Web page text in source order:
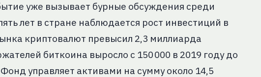
уже вызывает бурные обсуждения среди
лет в стране наблюдается рост инвестиций в
криптовалют превысил 2,3 миллиарда
биткоина выросло с 150 000 в 2019 году до
управляет активами на сумму около 14,5